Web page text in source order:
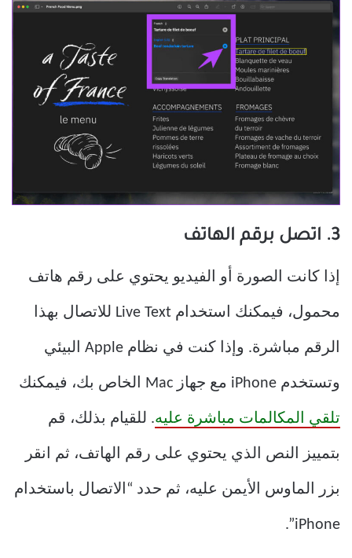
3. اتصل برقم الهاتف
إذا كانت الصورة أو الفيديو يحتوي على رقم هاتف
محمول، فيمكنك استخدام Live Text للاتصال بهذا
الرقم مباشرة. وإذا كنت في نظام Apple البيئي
وتستخدم iPhone مع جهاز Mac الخاص بك، فيمكنك
تلقي المكالمات مباشرة عليه. للقيام بذلك، قم
بتمييز النص الذي يحتوي على رقم الهاتف، ثم انقر
بزر الماوس الأيمن عليه، ثم حدد “الاتصال باستخدام
iPhone”.